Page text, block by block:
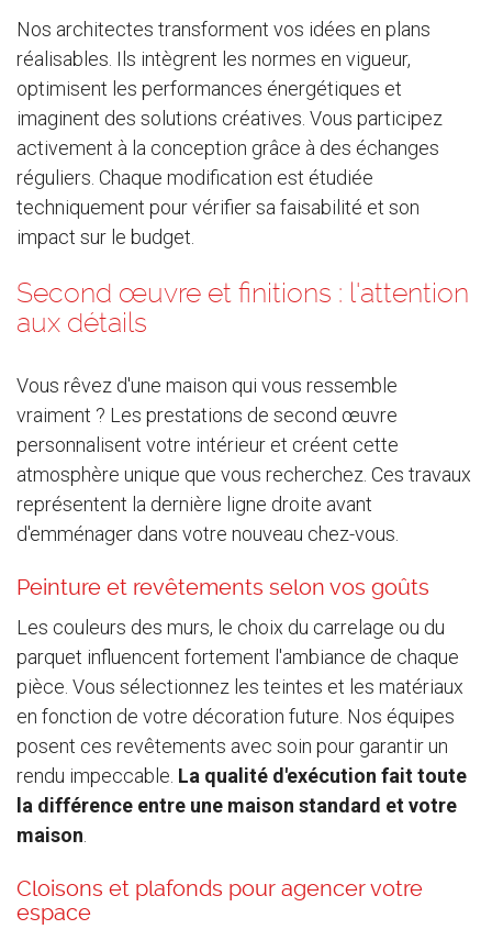
Nos architectes transforment vos idées en plans
réalisables. Ils intègrent les normes en vigueur,
optimisent les performances énergétiques et
imaginent des solutions créatives. Vous participez
activement à la conception grâce à des échanges
réguliers. Chaque modification est étudiée
techniquement pour vérifier sa faisabilité et son
impact sur le budget.
Second œuvre et finitions : l'attention
aux détails
Vous rêvez d'une maison qui vous ressemble
vraiment ? Les prestations de second œuvre
personnalisent votre intérieur et créent cette
atmosphère unique que vous recherchez. Ces travaux
représentent la dernière ligne droite avant
d'emménager dans votre nouveau chez-vous.
Peinture et revêtements selon vos goûts
Les couleurs des murs, le choix du carrelage ou du
parquet influencent fortement l'ambiance de chaque
pièce. Vous sélectionnez les teintes et les matériaux
en fonction de votre décoration future. Nos équipes
posent ces revêtements avec soin pour garantir un
rendu impeccable. La qualité d'exécution fait toute
la différence entre une maison standard et votre
maison.
Cloisons et plafonds pour agencer votre
espace